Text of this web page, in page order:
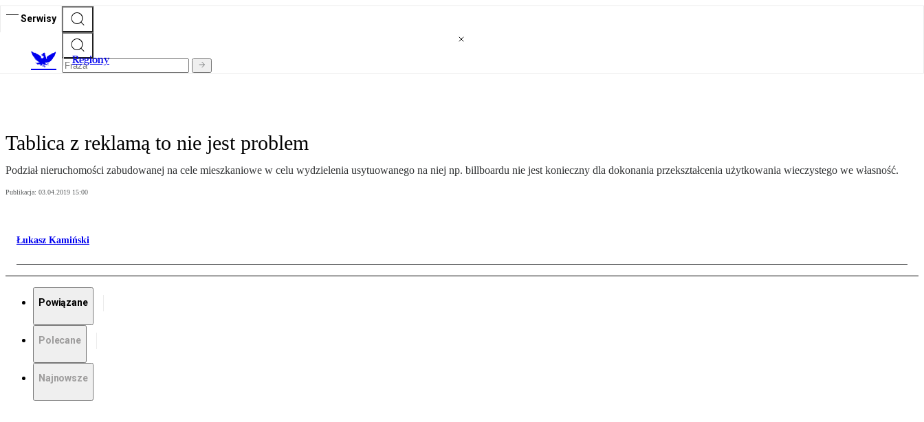
Serwisy
Regiony
Tablica z reklamą to nie jest problem
Podział nieruchomości zabudowanej na cele mieszkaniowe w celu wydzielenia usytuowanego na niej np. billboardu nie jest konieczny dla dokonania przekształcenia użytkowania wieczystego we własność.
Publikacja: 03.04.2019 15:00
Łukasz Kamiński
Powiązane
Polecane
Najnowsze